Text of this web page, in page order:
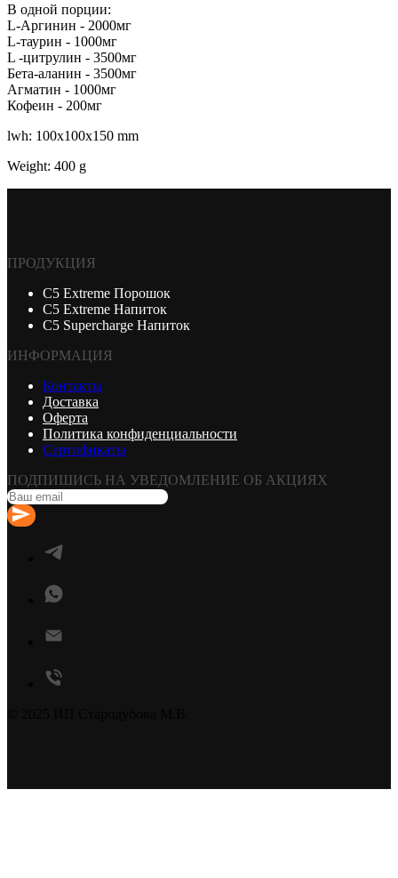
В одной порции:
L-Аргинин - 2000мг
L-таурин - 1000мг
L -цитрулин - 3500мг
Бета-аланин - 3500мг
Агматин - 1000мг
Кофеин - 200мг
lwh: 100x100x150 mm
Weight: 400 g
ПРОДУКЦИЯ
С5 Extreme Порошок
С5 Extreme Напиток
С5 Supercharge Напиток
ИНФОРМАЦИЯ
Контакты
Доставка
Оферта
Политика конфиденциальности
Сертификаты
ПОДПИШИСЬ НА УВЕДОМЛЕНИЕ ОБ АКЦИЯХ